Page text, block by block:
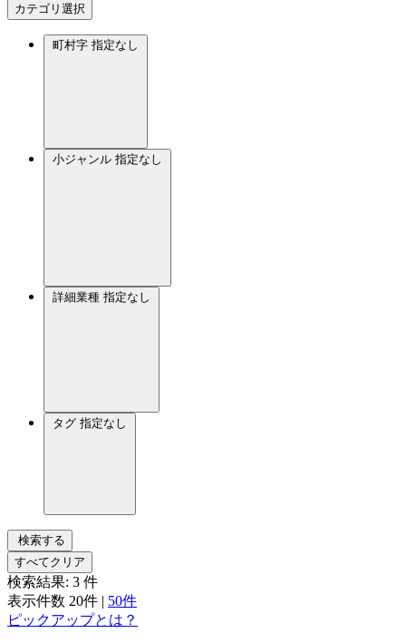
カテゴリ選択
町村字 指定なし
小ジャンル 指定なし
詳細業種 指定なし
タグ 指定なし
検索する
すべてクリア
検索結果: 3 件
表示件数 20件 | 50件
ピックアップとは？